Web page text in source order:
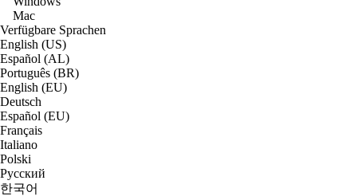
Mac
Verfügbare Sprachen
English (US)
Español (AL)
Português (BR)
English (EU)
Deutsch
Español (EU)
Français
Italiano
Polski
Русский
한국어